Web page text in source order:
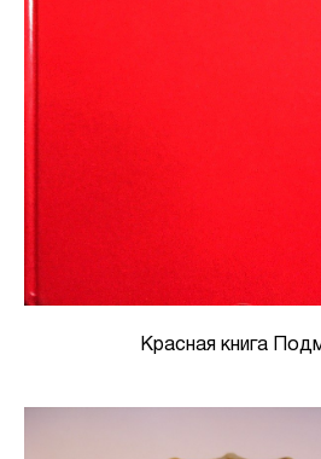
Красная книга